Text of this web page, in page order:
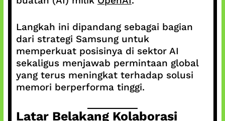
Langkah ini dipandang sebagai bagian
dari strategi Samsung untuk
memperkuat posisinya di sektor AI
sekaligus menjawab permintaan global
yang terus meningkat terhadap solusi
memori berperforma tinggi.
Latar Belakang Kolaborasi